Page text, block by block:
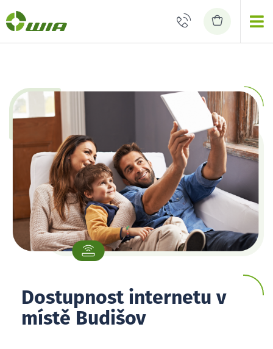
Dostupnost internetu v
místě Budišov